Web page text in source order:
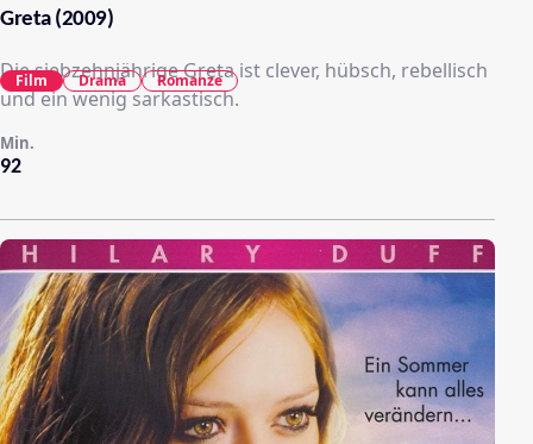
Greta (2009)
Die siebzehnjährige Greta ist clever, hübsch, rebellisch
und ein wenig sarkastisch.
92
Min.
Film Drama Romanze